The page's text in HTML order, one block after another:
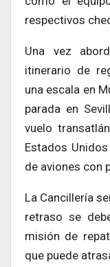
respectivos
Una vez
itinerario de
una escala en
parada en
vuelo
Estados
de aviones con
La Cancillería
retraso se
misión de
que puede